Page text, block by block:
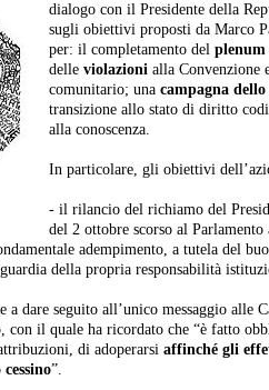
dialogo con il Presidente della
sugli obiettivi proposti da Marco
per: il completamento del plenum
delle violazioni alla Convenzione
comunitario; una campagna
transizione allo stato di diritto
alla conoscenza.
In particolare, gli obiettivi
- il rilancio del richiamo del
del 2 ottobre scorso al
adempimento, a tutela del
della propria responsabilità
dare seguito all’unico messaggio alle
con il quale ha ricordato che “è fatto
di adoperarsi affinché gli
”.